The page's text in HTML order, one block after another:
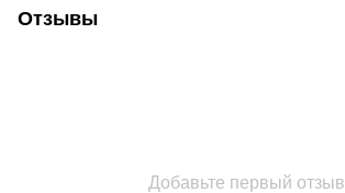
Отзывы
Добавьте первый отзыв